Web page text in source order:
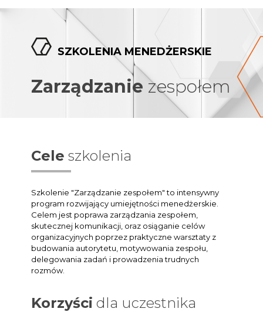
SZKOLENIA MENEDŻERSKIE
Zarządzanie zespołem
Cele szkolenia
Szkolenie "Zarządzanie zespołem" to intensywny
program rozwijający umiejętności menedżerskie.
Celem jest poprawa zarządzania zespołem,
skutecznej komunikacji, oraz osiąganie celów
organizacyjnych poprzez praktyczne warsztaty z
budowania autorytetu, motywowania zespołu,
delegowania zadań i prowadzenia trudnych
rozmów.
Korzyści dla uczestnika